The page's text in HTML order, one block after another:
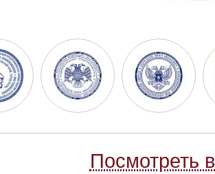
Посмотреть